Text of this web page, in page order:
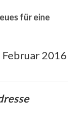
für eine
2016